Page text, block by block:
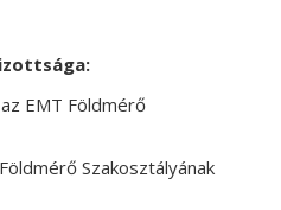
EMT Földmérő
Szakosztályának